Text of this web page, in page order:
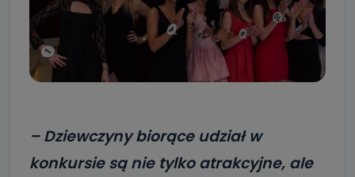
– Dziewczyny biorące udział w
konkursie są nie tylko atrakcyjne, ale